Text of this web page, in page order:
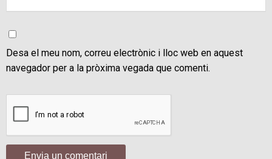
Desa el meu nom, correu electrònic i lloc web en aquest
navegador per a la pròxima vegada que comenti.